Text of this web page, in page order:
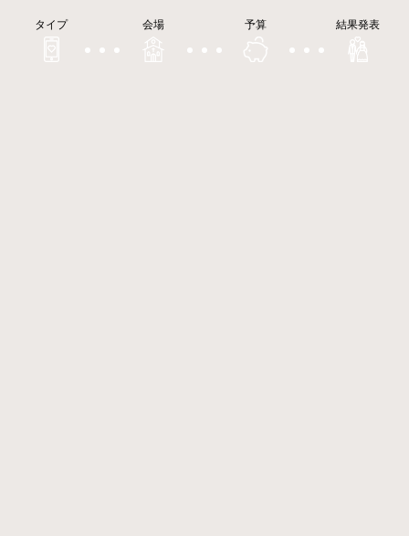
タイプ 会場 予算 結果発表